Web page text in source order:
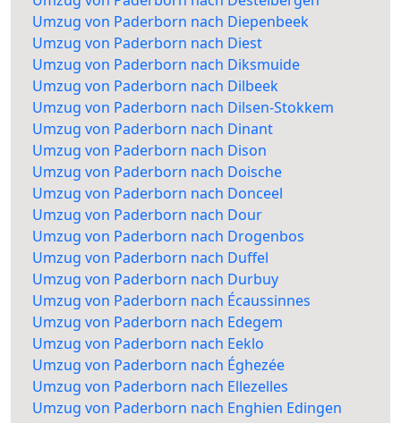
Umzug von Paderborn nach Diepenbeek
Umzug von Paderborn nach Diest
Umzug von Paderborn nach Diksmuide
Umzug von Paderborn nach Dilbeek
Umzug von Paderborn nach Dilsen-Stokkem
Umzug von Paderborn nach Dinant
Umzug von Paderborn nach Dison
Umzug von Paderborn nach Doische
Umzug von Paderborn nach Donceel
Umzug von Paderborn nach Dour
Umzug von Paderborn nach Drogenbos
Umzug von Paderborn nach Duffel
Umzug von Paderborn nach Durbuy
Umzug von Paderborn nach Écaussinnes
Umzug von Paderborn nach Edegem
Umzug von Paderborn nach Eeklo
Umzug von Paderborn nach Éghezée
Umzug von Paderborn nach Ellezelles
Umzug von Paderborn nach Enghien Edingen